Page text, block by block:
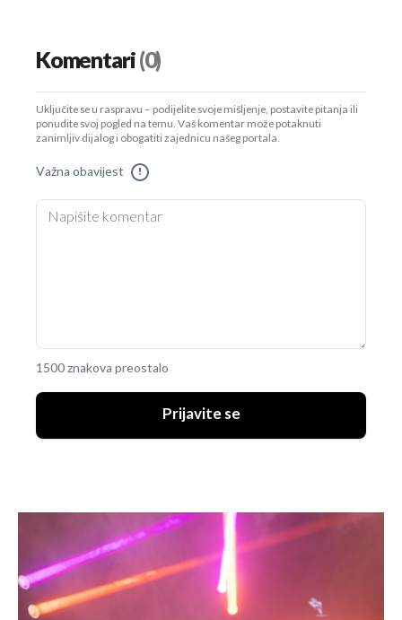
Komentari(0)
Uključite se u raspravu – podijelite svoje mišljenje, postavite pitanja ili
ponudite svoj pogled na temu. Vaš komentar može potaknuti
zanimljiv dijalog i obogatiti zajednicu našeg portala.
Važna obavijest !
1500 znakova preostalo
Prijavite se